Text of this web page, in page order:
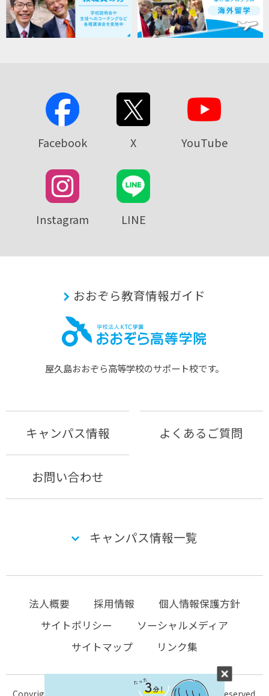
Facebook X YouTube
Instagram LINE
おおぞら教育情報ガイド
屋久島おおぞら⾼等学校のサポート校です。
キャンパス情報 よくあるご質問
お問い合わせ
キャンパス情報一覧
法人概要 採用情報
個人情報保護方針
サイトポリシー
ソーシャルメディア
サイトマップ
リンク集
Copyright © 2004-2026 KTC-school.com All Rights Reserved.